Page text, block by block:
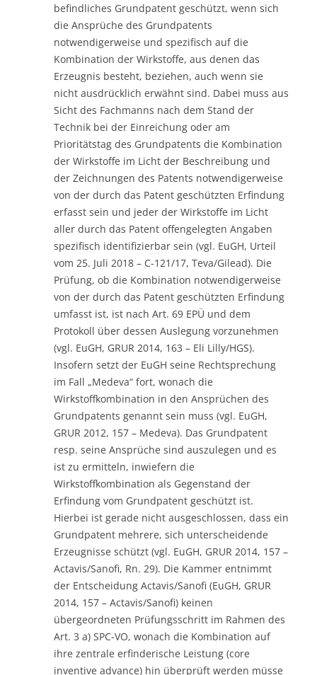
befindliches Grundpatent geschützt, wenn sich
die Ansprüche des Grundpatents
notwendigerweise und spezifisch auf die
Kombination der Wirkstoffe, aus denen das
Erzeugnis besteht, beziehen, auch wenn sie
nicht ausdrücklich erwähnt sind. Dabei muss aus
Sicht des Fachmanns nach dem Stand der
Technik bei der Einreichung oder am
Prioritätstag des Grundpatents die Kombination
der Wirkstoffe im Licht der Beschreibung und
der Zeichnungen des Patents notwendigerweise
von der durch das Patent geschützten Erfindung
erfasst sein und jeder der Wirkstoffe im Licht
aller durch das Patent offengelegten Angaben
spezifisch identifizierbar sein (vgl. EuGH, Urteil
vom 25. Juli 2018 – C-121/17, Teva/Gilead). Die
Prüfung, ob die Kombination notwendigerweise
von der durch das Patent geschützten Erfindung
umfasst ist, ist nach Art. 69 EPÜ und dem
Protokoll über dessen Auslegung vorzunehmen
(vgl. EuGH, GRUR 2014, 163 – Eli Lilly/HGS).
Insofern setzt der EuGH seine Rechtsprechung
im Fall „Medeva“ fort, wonach die
Wirkstoffkombination in den Ansprüchen des
Grundpatents genannt sein muss (vgl. EuGH,
GRUR 2012, 157 – Medeva). Das Grundpatent
resp. seine Ansprüche sind auszulegen und es
ist zu ermitteln, inwiefern die
Wirkstoffkombination als Gegenstand der
Erfindung vom Grundpatent geschützt ist.
Hierbei ist gerade nicht ausgeschlossen, dass ein
Grundpatent mehrere, sich unterscheidende
Erzeugnisse schützt (vgl. EuGH, GRUR 2014, 157 –
Actavis/Sanofi, Rn. 29). Die Kammer entnimmt
der Entscheidung Actavis/Sanofi (EuGH, GRUR
2014, 157 – Actavis/Sanofi) keinen
übergeordneten Prüfungsschritt im Rahmen des
Art. 3 a) SPC-VO, wonach die Kombination auf
ihre zentrale erfinderische Leistung (core
inventive advance) hin überprüft werden müsse